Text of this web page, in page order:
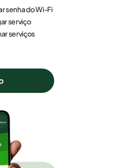
senha do Wi-Fi
serviço
serviços